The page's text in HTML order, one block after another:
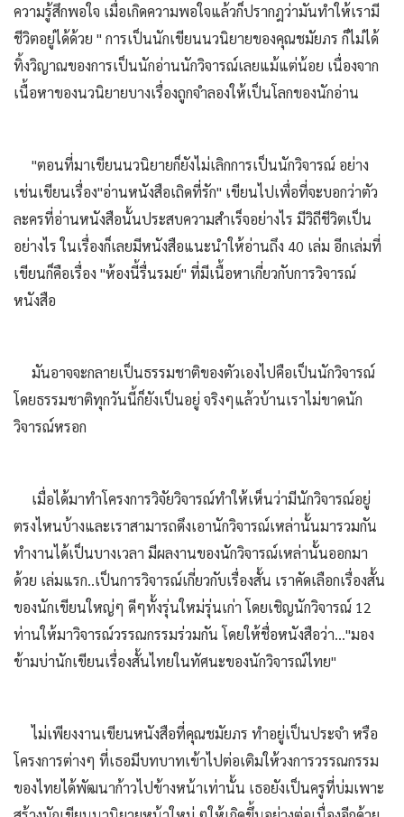
ความรู้สึกพอใจ เมื่อเกิดความพอใจแล้วก็ปรากฎว่ามันทำให้เรามี
ชีวิตอยู่ได้ด้วย " การเป็นนักเขียนนวนิยายของคุณชมัยภร ก็ไม่ได้
ทิ้งวิญาณของการเป็นนักอ่านนักวิจารณ์เลยแม้แต่น้อย เนื่องจาก
เนื้อหาของนวนิยายบางเรื่องถูกจำลองให้เป็นโลกของนักอ่าน
"ตอนที่มาเขียนนวนิยายก็ยังไม่เลิกการเป็นนักวิจารณ์ อย่าง
เช่นเขียนเรื่อง"อ่านหนังสือเถิดที่รัก" เขียนไปเพื่อที่จะบอกว่าตัว
ละครที่อ่านหนังสือนั้นประสบความสำเร็จอย่างไร มีวิถีชีวิตเป็น
อย่างไร ในเรื่องก็เลยมีหนังสือแนะนำให้อ่านถึง 40 เล่ม อีกเล่มที่
เขียนก็คือเรื่อง "ห้องนี้รื่นรมย์" ที่มีเนื้อหาเกี่ยวกับการวิจารณ์
หนังสือ
มันอาจจะกลายเป็นธรรมชาติของตัวเองไปคือเป็นนักวิจารณ์
โดยธรรมชาติทุกวันนี้ก็ยังเป็นอยู่ จริงๆแล้วบ้านเราไม่ขาดนัก
วิจารณ์หรอก
เมื่อได้มาทำโครงการวิจัยวิจารณ์ทำให้เห็นว่ามีนักวิจารณ์อยู่
ตรงไหนบ้างและเราสามารถดึงเอานักวิจารณ์เหล่านั้นมารวมกัน
ทำงานได้เป็นบางเวลา มีผลงานของนักวิจารณ์เหล่านั้นออกมา
ด้วย เล่มแรก..เป็นการวิจารณ์เกี่ยวกับเรื่องสั้น เราคัดเลือกเรื่องสั้น
ของนักเขียนใหญ่ๆ ดีๆทั้งรุ่นใหม่รุ่นเก่า โดยเชิญนักวิจารณ์ 12
ท่านให้มาวิจารณ์วรรณกรรมร่วมกัน โดยให้ชื่อหนังสือว่า…"มอง
ข้ามบ่านักเขียนเรื่องสั้นไทยในทัศนะของนักวิจารณ์ไทย"
ไม่เพียงงานเขียนหนังสือที่คุณชมัยภร ทำอยู่เป็นประจำ หรือ
โครงการต่างๆ ที่เธอมีบทบาทเข้าไปต่อเติมให้วงการวรรณกรรม
ของไทยได้พัฒนาก้าวไปข้างหน้าเท่านั้น เธอยังเป็นครูที่บ่มเพาะ